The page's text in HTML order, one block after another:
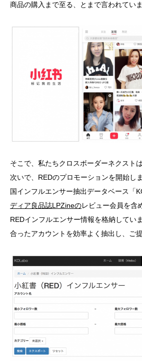
商品の購入まで至る、とまで言われていま
そこで、私たちクロスボーダーネクスト
次いで、REDのプロモーションを開始し
国インフルエンサー抽出データベース「
ディア良品誌LPZineのレビュー会員を含
REDインフルエンサー情報を格納してい
合ったアカウントを効率よく抽出し、ご